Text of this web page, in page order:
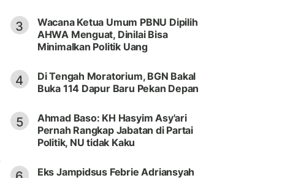
3
Wacana Ketua Umum PBNU Dipilih
AHWA Menguat, Dinilai Bisa
Minimalkan Politik Uang
4
Di Tengah Moratorium, BGN Bakal
Buka 114 Dapur Baru Pekan Depan
5
Ahmad Baso: KH Hasyim Asy'ari
Pernah Rangkap Jabatan di Partai
Politik, NU tidak Kaku
Eks Jampidsus Febrie Adriansyah